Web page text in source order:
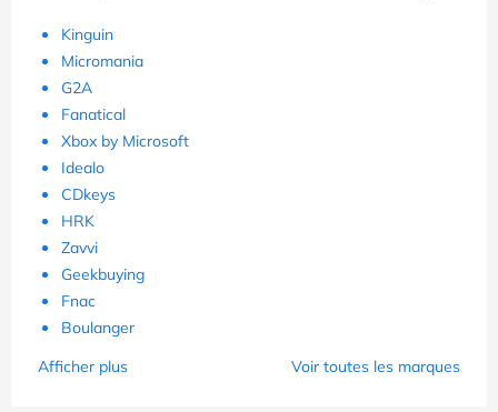
Kinguin
Micromania
G2A
Fanatical
Xbox by Microsoft
Idealo
CDkeys
HRK
Zavvi
Geekbuying
Fnac
Boulanger
Afficher plus
Voir toutes les marques